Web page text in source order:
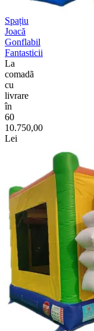
Spațiu
Joacă
Gonflabil
Fantasticii
La
comadã
cu
livrare
în
60
10.750,00
Lei